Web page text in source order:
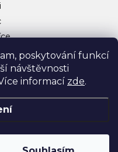
poskytování funkcí
návštěvnosti
informací zde.